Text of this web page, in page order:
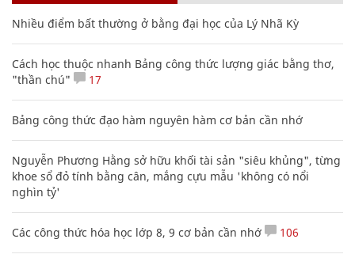
Nhiều điểm bất thường ở bằng đại học của Lý Nhã Kỳ
Cách học thuộc nhanh Bảng công thức lượng giác bằng thơ,
"thần chú"
17
Bảng công thức đạo hàm nguyên hàm cơ bản cần nhớ
Nguyễn Phương Hằng sở hữu khối tài sản "siêu khủng", từng
khoe sổ đỏ tính bằng cân, mắng cựu mẫu 'không có nổi
nghìn tỷ'
Các công thức hóa học lớp 8, 9 cơ bản cần nhớ 106